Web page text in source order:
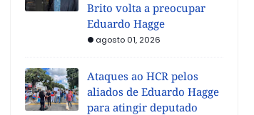
Brito volta a preocupar
Eduardo Hagge
agosto 01, 2026
Ataques ao HCR pelos
aliados de Eduardo Hagge
para atingir deputado